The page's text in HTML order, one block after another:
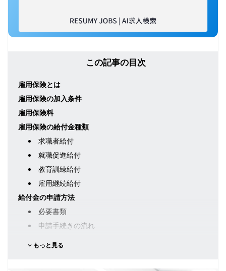
この記事の目次
雇用保険とは
雇用保険の加入条件
雇用保険料
雇用保険の給付金種類
求職者給付
就職促進給付
教育訓練給付
雇用継続給付
給付金の申請方法
必要書類
申請手続きの流れ
申請期限
もっと見る